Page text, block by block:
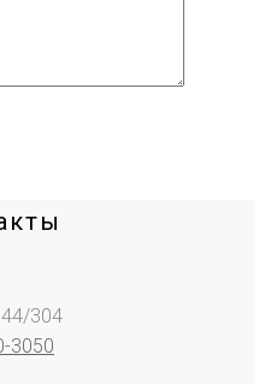
44/304
3050